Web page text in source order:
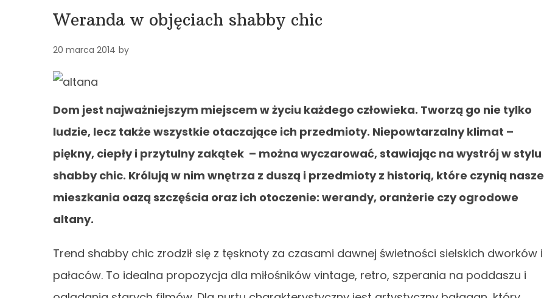
Weranda w objęciach shabby chic
20 marca 2014 by
Dom jest najważniejszym miejscem w życiu każdego człowieka. Tworzą go nie tylko
ludzie, lecz także wszystkie otaczające ich przedmioty. Niepowtarzalny klimat –
piękny, ciepły i przytulny zakątek – można wyczarować, stawiając na wystrój w stylu
shabby chic. Królują w nim wnętrza z duszą i przedmioty z historią, które czynią nasze
mieszkania oazą szczęścia oraz ich otoczenie: werandy, oranżerie czy ogrodowe
altany.
Trend shabby chic zrodził się z tęsknoty za czasami dawnej świetności sielskich dworków i
pałaców. To idealna propozycja dla miłośników vintage, retro, szperania na poddaszu i